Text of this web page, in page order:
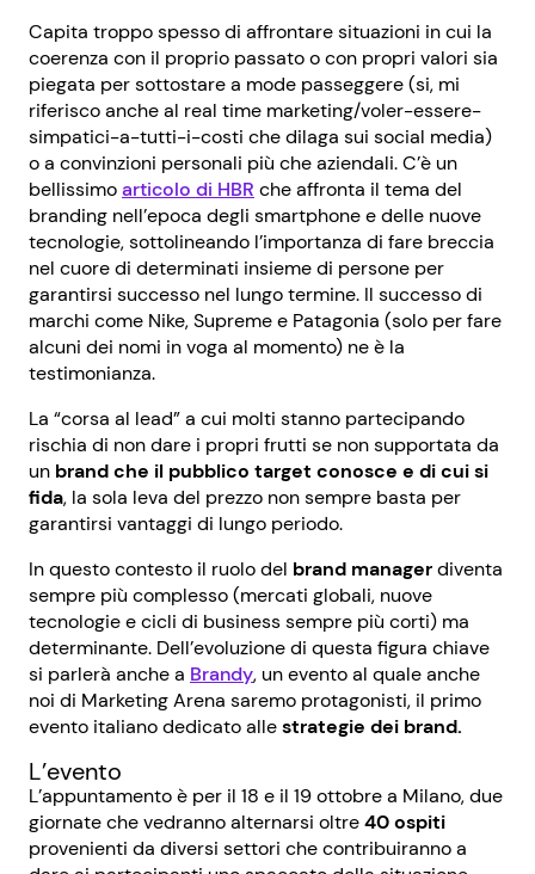
Capita troppo spesso di affrontare situazioni in cui la
coerenza con il proprio passato o con propri valori sia
piegata per sottostare a mode passeggere (si, mi
riferisco anche al real time marketing/voler-essere-
simpatici-a-tutti-i-costi che dilaga sui social media)
o a convinzioni personali più che aziendali. C’è un
bellissimoarticolo di HBR che affronta il tema del
branding nell’epoca degli smartphone e delle nuove
tecnologie, sottolineando l’importanza di fare breccia
nel cuore di determinati insieme di persone per
garantirsi successo nel lungo termine. Il successo di
marchi come Nike, Supreme e Patagonia (solo per fare
alcuni dei nomi in voga al momento) ne è la
testimonianza.
La “corsa al lead” a cui molti stanno partecipando
rischia di non dare i propri frutti se non supportata da
un brand che il pubblico target conosce e di cui si
fida, la sola leva del prezzo non sempre basta per
garantirsi vantaggi di lungo periodo.
In questo contesto il ruolo del brand managerdiventa
sempre più complesso (mercati globali, nuove
tecnologie e cicli di business sempre più corti) ma
determinante. Dell’evoluzione di questa figura chiave
si parlerà anche a Brandy, un evento al quale anche
noi di Marketing Arena saremo protagonisti, il primo
evento italiano dedicato allestrategie dei brand.
L’evento
L’appuntamento è per il 18 e il 19 ottobre a Milano, due
giornate che vedranno alternarsi oltre40 ospiti
provenienti da diversi settori che contribuiranno a